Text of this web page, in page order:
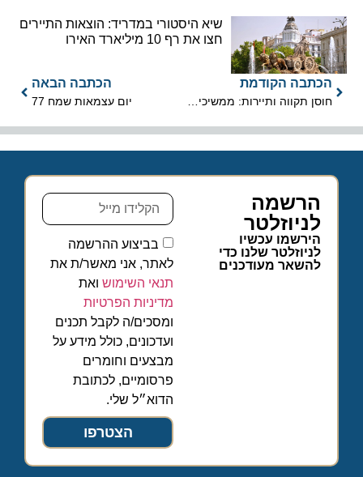
שיא היסטורי במדריד: הוצאות התיירים
חצו את רף 10 מיליארד האירו
הכתבה הקודמת
חוסן תקווה ותיירות: ממשיכים קדימה ביחד
הכתבה הבאה
יום עצמאות שמח 77
הרשמה
לניוזלטר
הירשמו עכשיו
לניוזלטר שלנו כדי
להשאר מעודכנים
בביצוע ההרשמה
לאתר, אני מאשר/ת את
תנאי השימוש ואת
מדיניות הפרטיות
ומסכים/ה לקבל תכנים
ועדכונים, כולל מידע על
מבצעים וחומרים
פרסומיים, לכתובת
הדוא״ל שלי.
הצטרפו